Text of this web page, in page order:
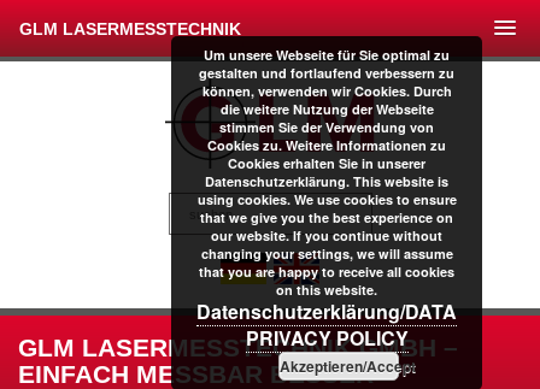
GLM LASERMESSTECHNIK
GLM LASERMESSTECHNIK GMBH –
EINFACH MESSBAR BESSER
Um unsere Webseite für Sie optimal zu
gestalten und fortlaufend verbessern zu
können, verwenden wir Cookies. Durch
die weitere Nutzung der Webseite
stimmen Sie der Verwendung von
Cookies zu. Weitere Informationen zu
Cookies erhalten Sie in unserer
Datenschutzerklärung. This website is
using cookies. We use cookies to ensure
that we give you the best experience on
our website. If you continue without
changing your settings, we will assume
that you are happy to receive all cookies
on this website.
Datenschutzerklärung/DATA
PRIVACY POLICY
Akzeptieren/Accept